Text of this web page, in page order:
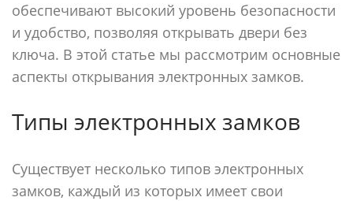
обеспечивают высокий уровень безопасности
и удобство, позволяя открывать двери без
ключа. В этой статье мы рассмотрим основные
аспекты открывания электронных замков.
Типы электронных замков
Существует несколько типов электронных
замков, каждый из которых имеет свои